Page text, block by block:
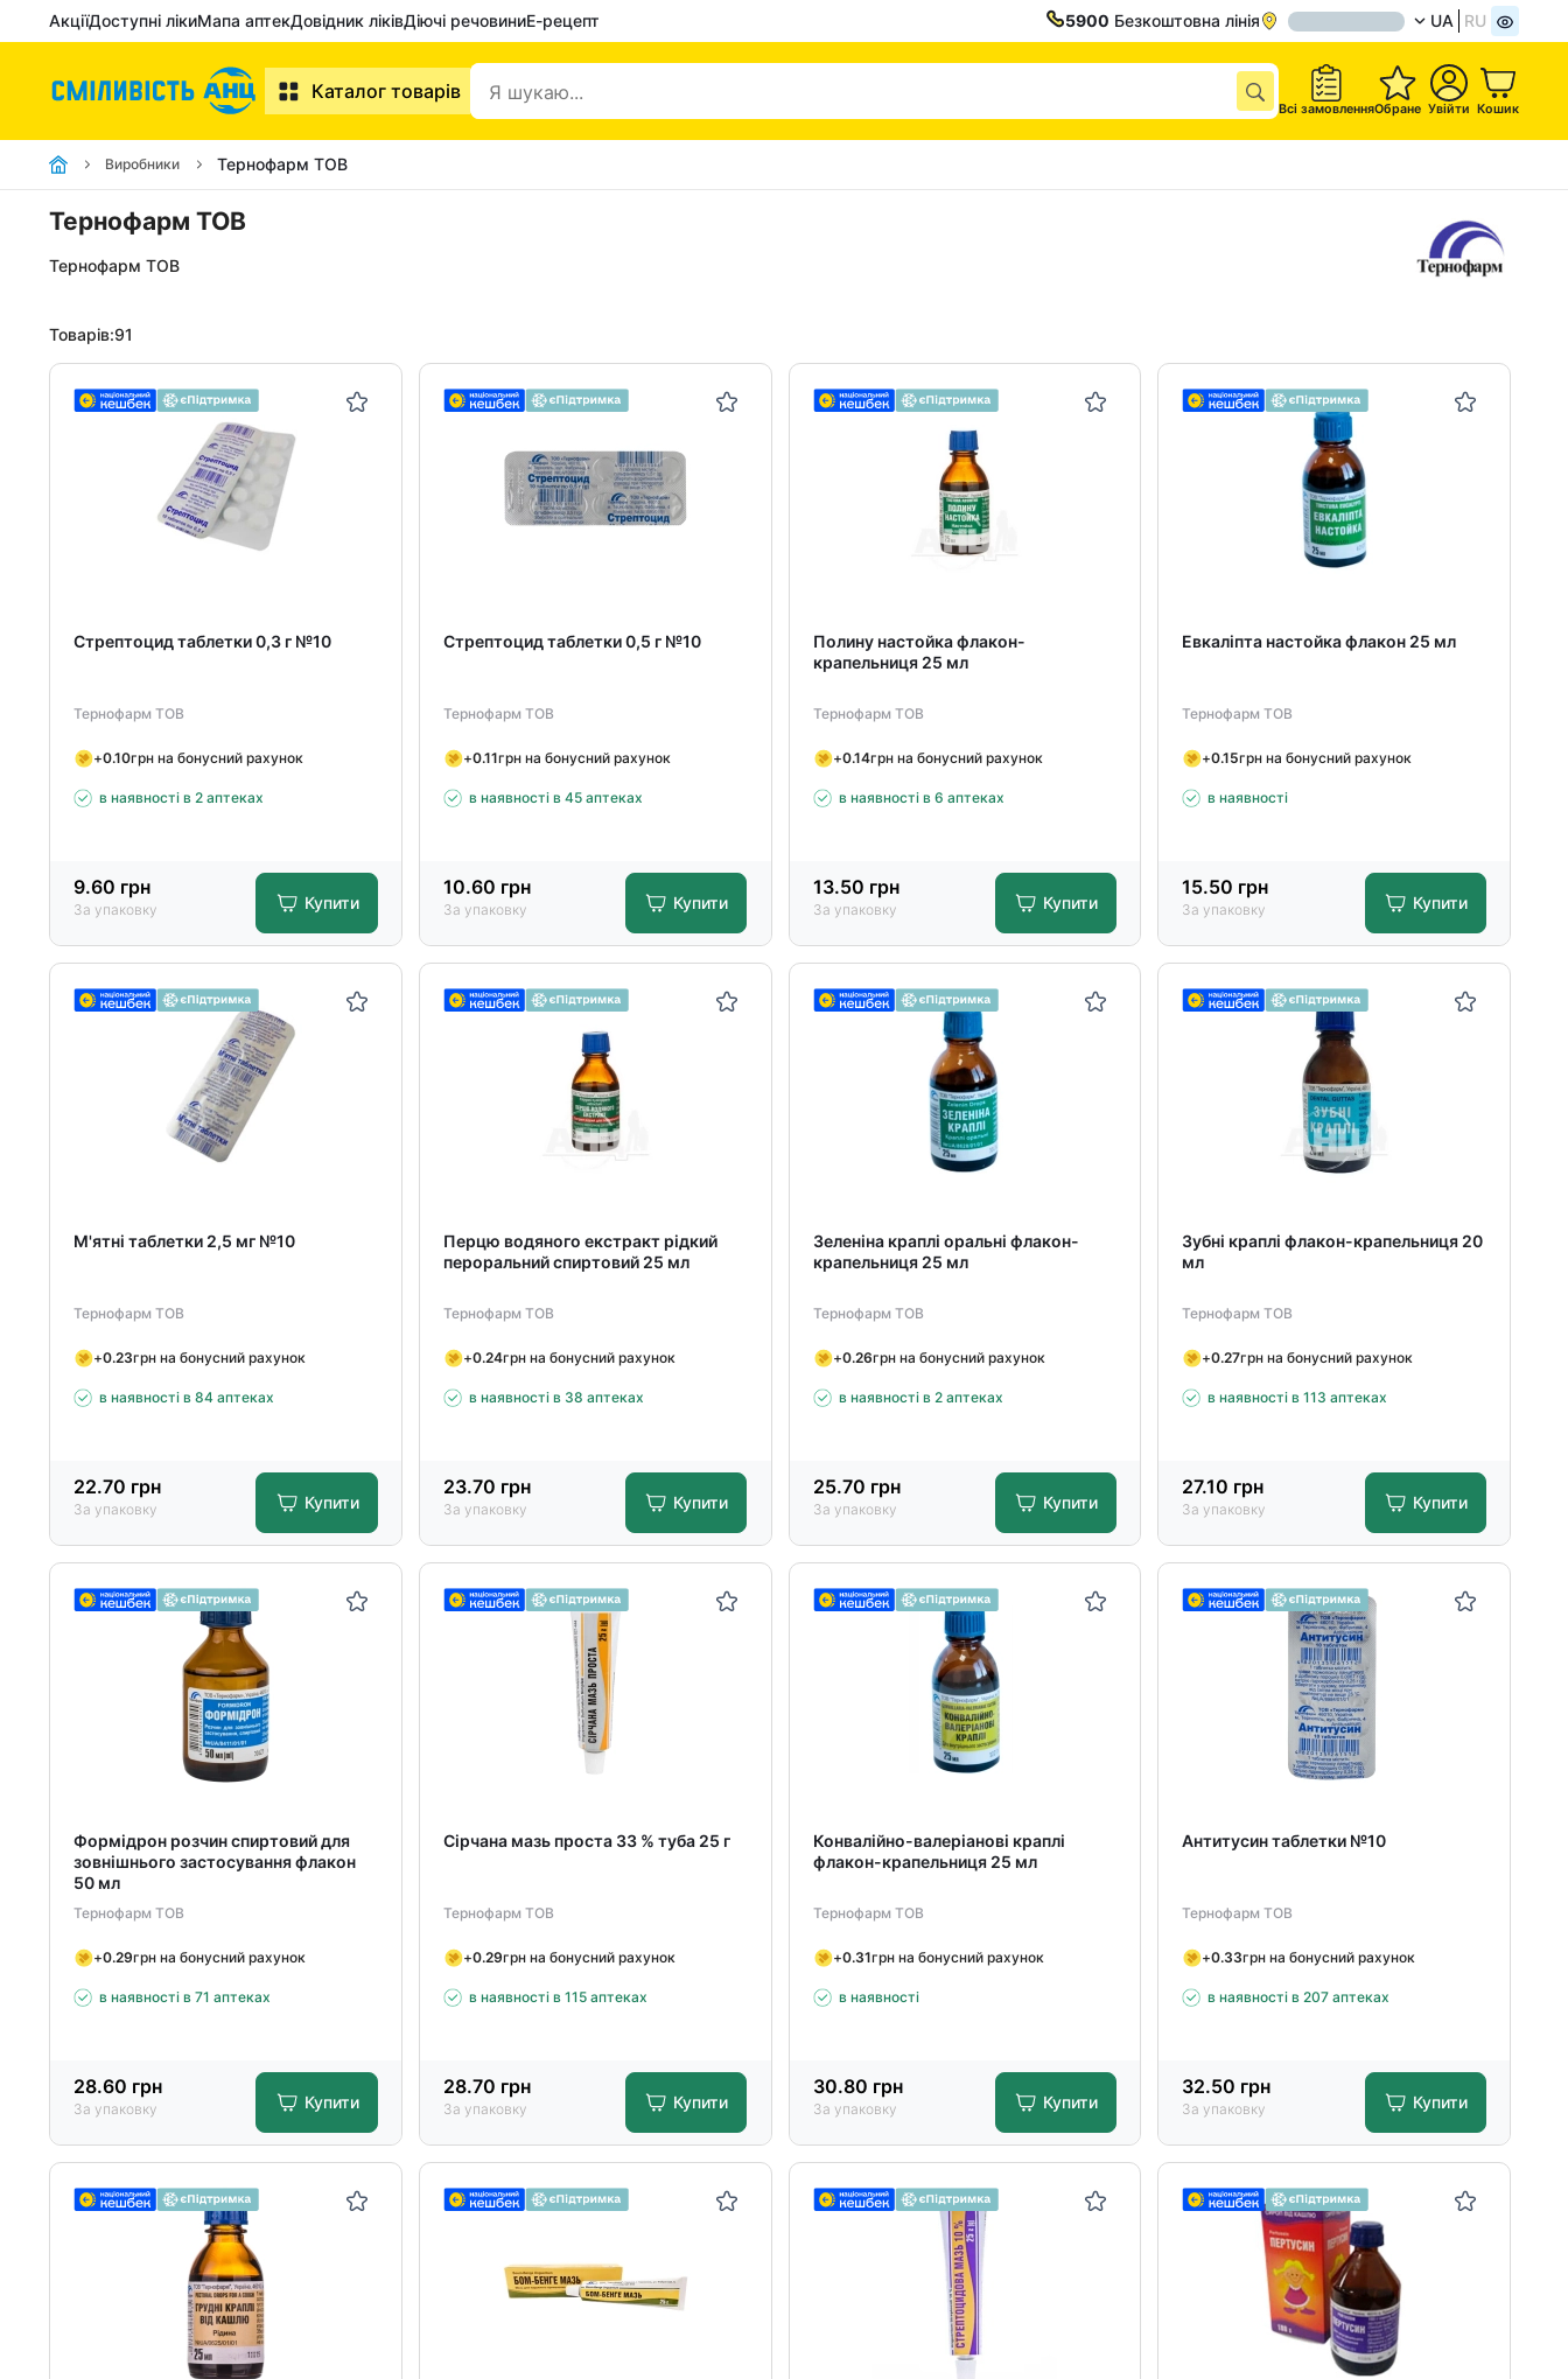
АкціїДоступні лікиМапа аптекДовідник ліківДіючі речовиниЕ-рецепт 5900 Безкоштовна лінія UA RU
Каталог товарів
Всі замовленняОбране Увійти Кошик
Виробники Тернофарм ТОВ
Тернофарм ТОВ
Тернофарм ТОВ
Товарів:91
Стрептоцид таблетки 0,3 г №10
Тернофарм ТОВ
+0.10грн на бонусний рахунок
в наявності в 2 аптеках
9.60 грн
За упаковку Купити
Стрептоцид таблетки 0,5 г №10
Тернофарм ТОВ
+0.11грн на бонусний рахунок
в наявності в 45 аптеках
10.60 грн
За упаковку Купити
Полину настойка флакон-
крапельниця 25 мл
Тернофарм ТОВ
+0.14грн на бонусний рахунок
в наявності в 6 аптеках
13.50 грн
За упаковку Купити
Евкаліпта настойка флакон 25 мл
Тернофарм ТОВ
+0.15грн на бонусний рахунок
в наявності
15.50 грн
За упаковку Купити
М'ятні таблетки 2,5 мг №10
Тернофарм ТОВ
+0.23грн на бонусний рахунок
в наявності в 84 аптеках
22.70 грн
За упаковку Купити
Перцю водяного екстракт рідкий
пероральний спиртовий 25 мл
Тернофарм ТОВ
+0.24грн на бонусний рахунок
в наявності в 38 аптеках
23.70 грн
За упаковку Купити
Зеленіна краплі оральні флакон-
крапельниця 25 мл
Тернофарм ТОВ
+0.26грн на бонусний рахунок
в наявності в 2 аптеках
25.70 грн
За упаковку Купити
Зубні краплі флакон-крапельниця 20
мл
Тернофарм ТОВ
+0.27грн на бонусний рахунок
в наявності в 113 аптеках
27.10 грн
За упаковку Купити
Формідрон розчин спиртовий для
зовнішнього застосування флакон
50 мл
Тернофарм ТОВ
+0.29грн на бонусний рахунок
в наявності в 71 аптеках
28.60 грн
За упаковку Купити
Сірчана мазь проста 33 % туба 25 г
Тернофарм ТОВ
+0.29грн на бонусний рахунок
в наявності в 115 аптеках
28.70 грн
За упаковку Купити
Конвалійно-валеріанові краплі
флакон-крапельниця 25 мл
Тернофарм ТОВ
+0.31грн на бонусний рахунок
в наявності
30.80 грн
За упаковку Купити
Антитусин таблетки №10
Тернофарм ТОВ
+0.33грн на бонусний рахунок
в наявності в 207 аптеках
32.50 грн
За упаковку Купити